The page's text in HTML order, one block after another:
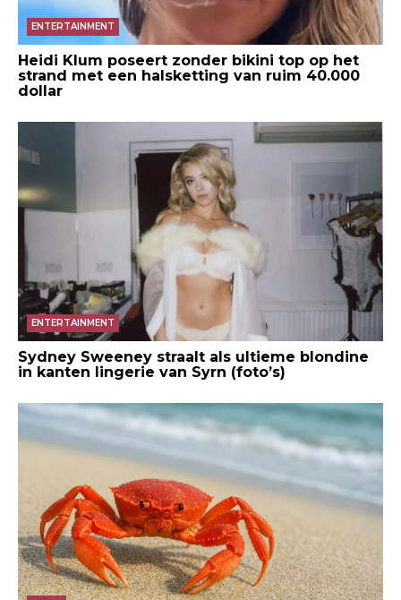
ENTERTAINMENT
Heidi Klum poseert zonder bikini top op het
strand met een halsketting van ruim 40.000
dollar
ENTERTAINMENT
Sydney Sweeney straalt als ultieme blondine
in kanten lingerie van Syrn (foto’s)